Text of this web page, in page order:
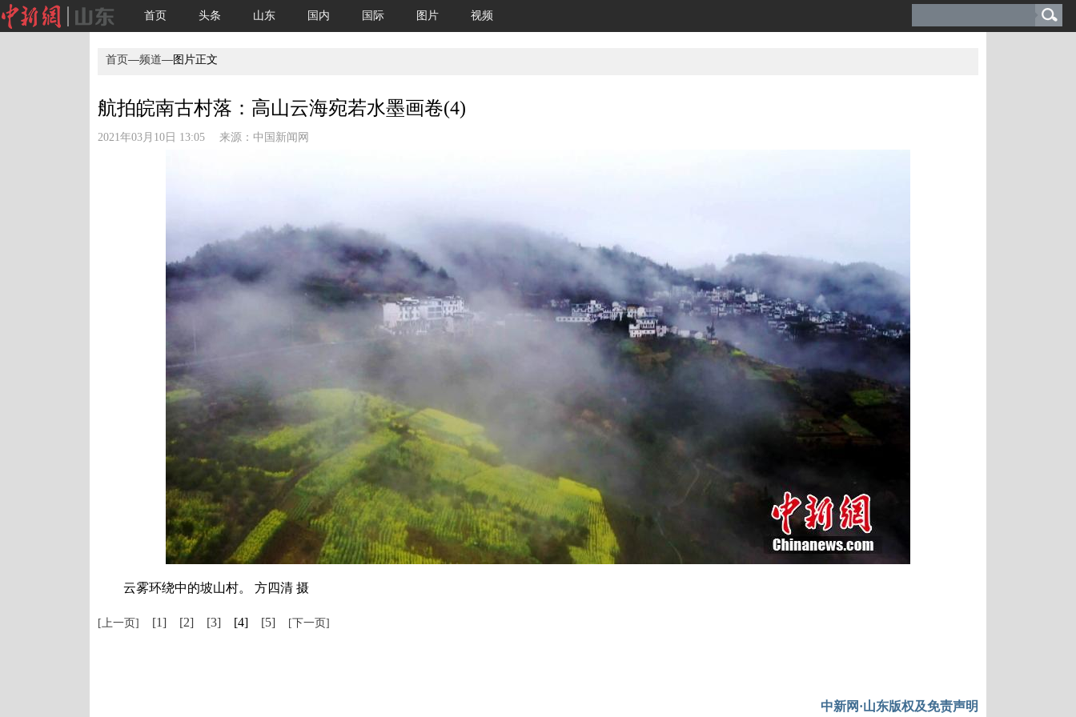
首页 头条 山东 国内 国际 图片 视频
首页—频道—图片正文
航拍皖南古村落：高山云海宛若水墨画卷(4)
2021年03月10日 13:05 来源： 中国新闻网
云雾环绕中的坡山村。 方四清 摄
[上一页] [1] [2] [3] [4] [5] [下一页]
中新网·山东版权及免责声明